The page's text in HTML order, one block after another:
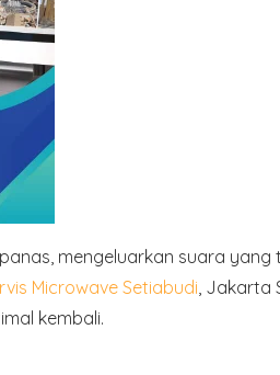
mengeluarkan suara yang
Microwave Setiabudi, Jakarta
kembali.